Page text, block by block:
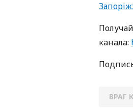
кaнaлa:
ВРАГ